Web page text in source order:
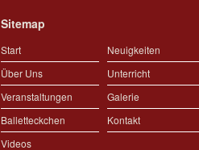
Sitemap
Start
Neuigkeiten
Über Uns
Unterricht
Veranstaltungen
Galerie
Balletteckchen
Kontakt
Videos